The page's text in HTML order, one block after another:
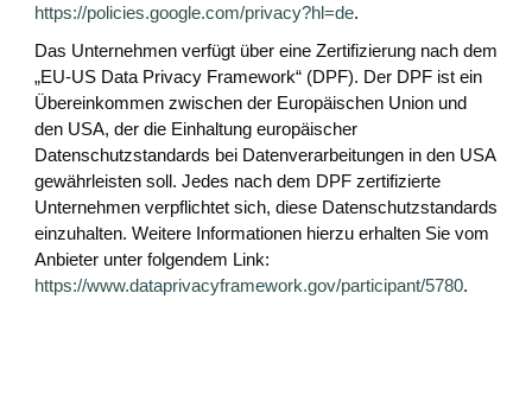
https://policies.google.com/privacy?hl=de.
Das Unternehmen verfügt über eine Zertifizierung nach dem
„EU-US Data Privacy Framework“ (DPF). Der DPF ist ein
Übereinkommen zwischen der Europäischen Union und
den USA, der die Einhaltung europäischer
Datenschutzstandards bei Datenverarbeitungen in den USA
gewährleisten soll. Jedes nach dem DPF zertifizierte
Unternehmen verpflichtet sich, diese Datenschutzstandards
einzuhalten. Weitere Informationen hierzu erhalten Sie vom
Anbieter unter folgendem Link:
https://www.dataprivacyframework.gov/participant/5780.